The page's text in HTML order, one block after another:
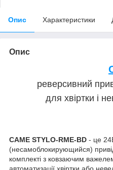
Опис Характеристики
Опис
реверсивний
для хвіртки і
CAME STYLO-RME-BD - це
(несамоблокирующийся)
комплекті з ковзаючим
автоматизації хвіртки або